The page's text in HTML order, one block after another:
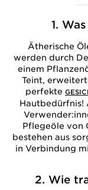
1.
Ätherische
werden durch
einem
Teint,
perfekte
Hautbedürfnis!
Pflegeöle von
bestehen aus
in Verbindung
2. Wie